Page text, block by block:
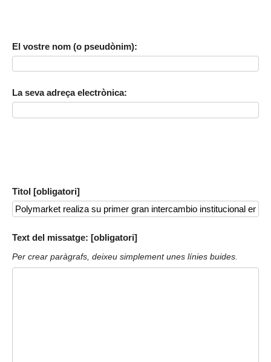
El vostre nom (o pseudònim):
La seva adreça electrònica:
Titol [obligatori]
Text del missatge: [obligatori]
Per crear paràgrafs, deixeu simplement unes línies buides.